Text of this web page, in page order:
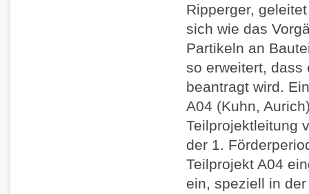
Ripperger,
sich wie das
Partikeln an
so erweitert, dass
beantragt wird.
A04 (Kuhn,
Teilprojektleitung
der 1.
Teilprojekt A04
ein, speziell in